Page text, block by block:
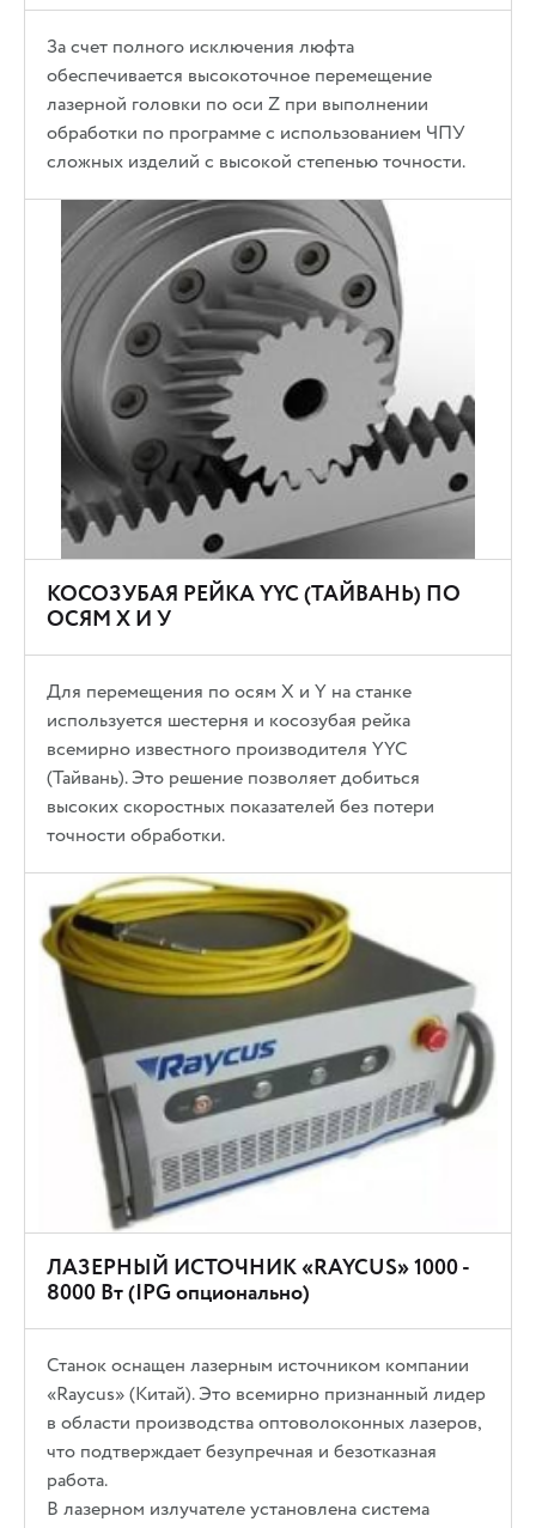
За счет полного исключения люфта
обеспечивается высокоточное перемещение
лазерной головки по оси Z при выполнении
обработки по программе с использованием ЧПУ
сложных изделий с высокой степенью точности.
КОСОЗУБАЯ РЕЙКА YYC (ТАЙВАНЬ) ПО
ОСЯМ Х И У
Для перемещения по осям Х и Y на станке
используется шестерня и косозубая рейка
всемирно известного производителя YYC
(Тайвань). Это решение позволяет добиться
высоких скоростных показателей без потери
точности обработки.
ЛАЗЕРНЫЙ ИСТОЧНИК «RAYCUS» 1000 -
8000 Вт (IPG опционально)
Станок оснащен лазерным источником компании
«Raycus» (Китай). Это всемирно признанный лидер
в области производства оптоволоконных лазеров,
что подтверждает безупречная и безотказная
работа.
В лазерном излучателе установлена система